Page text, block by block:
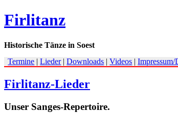
Firlitanz
Historische Tänze in Soest
Termine |Lieder|Downloads |Videos |Impressum/
Firlitanz-Lieder
Unser Sanges-Repertoire.